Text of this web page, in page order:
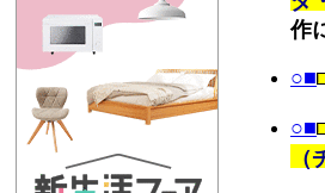
作
○■
○■
（